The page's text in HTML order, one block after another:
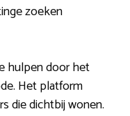
zoeken
hulpen door het
Het platform
die dichtbij wonen.